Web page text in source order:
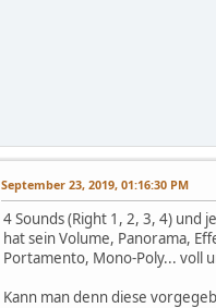
September 23, 2019, 01:16:30 PM
4 Sounds (Right 1, 2, 3, 4) und
hat sein Volume, Panorama,
Portamento, Mono-Poly... voll
Kann man denn diese